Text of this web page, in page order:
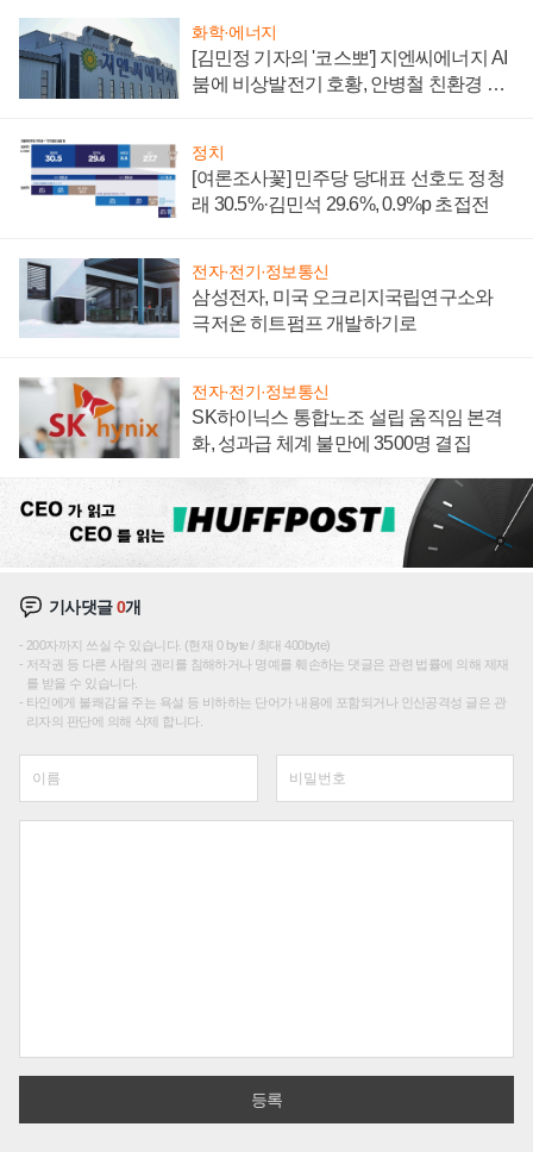
화학·에너지
[김민정 기자의 '코스뽀'] 지엔씨에너지 AI
붐에 비상발전기 호황, 안병철 친환경 에
정치
[여론조사꽃] 민주당 당대표 선호도 정청
래 30.5%·김민석 29.6%, 0.9%p 초접전
전자·전기·정보통신
삼성전자, 미국 오크리지국립연구소와
극저온 히트펌프 개발하기로
전자·전기·정보통신
SK하이닉스 통합노조 설립 움직임 본격
화, 성과급 체계 불만에 3500명 결집
기사댓글0개
200자까지 쓰실 수 있습니다. (현재 0 byte / 최대 400byte)
저작권 등 다른 사람의 권리를 침해하거나 명예를 훼손하는 댓글은 관련 법률에 의해 제재
를 받을 수 있습니다.
타인에게 불쾌감을 주는 욕설 등 비하하는 단어가 내용에 포함되거나 인신공격성 글은 관
리자의 판단에 의해 삭제 합니다.